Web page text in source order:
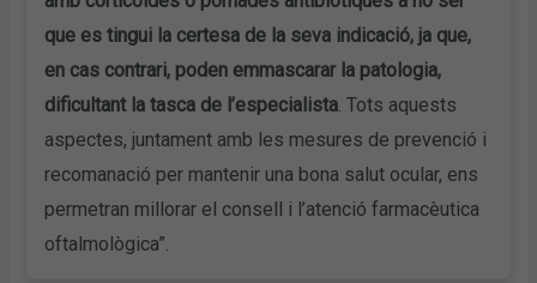
que es tingui la certesa de la seva indicació, ja que,
en cas contrari, poden emmascarar la patologia,
dificultant la tasca de l’especialista . Tots aquests
aspectes, juntament amb les mesures de prevenció i
recomanació per mantenir una bona salut ocular, ens
permetran millorar el consell i l’atenció farmacèutica
oftalmològica”.